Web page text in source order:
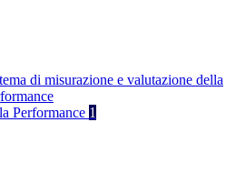
di misurazione e valutazione della
Performance 1